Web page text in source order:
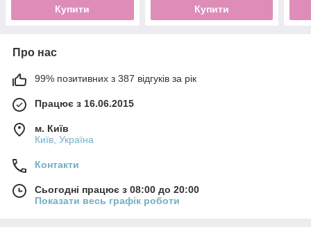
Купити Купити
Про нас
99% позитивних з 387 відгуків за рік
Працює з 16.06.2015
м. Київ
Київ, Україна
Контакти
Сьогодні працює з 08:00 до 20:00
Показати весь графік роботи